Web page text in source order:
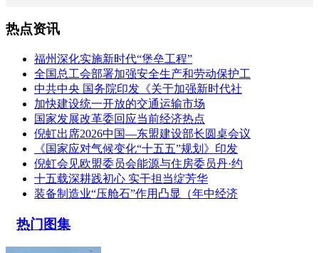
热点资讯
福州深化实施新时代“堡垒工程”
全国总工会部署加强安全生产和劳动保护工
中共中央 国务院印发《关于加强新时代社
加快建设统一开放的交通运输市场
国家发展改革委回应当前经济热点
倪虹出席2026中国—东盟建设部长圆桌会议
《国家应对气候变化“十五五”规划》印发
倪虹会见欧盟委员会能源与住房委员丹·约
十五载深耕践初心 实干担当绽芳华
装备制造业“压舱石”作用凸显（年中经济
热门图集